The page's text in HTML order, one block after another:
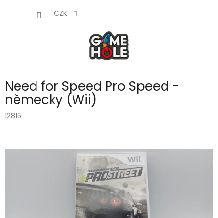
CZK
Need for Speed Pro Speed -
německy (Wii)
12816